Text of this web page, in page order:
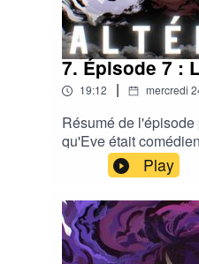
7. Épisode 7 :
19:12 | mercredi
Résumé de
qu'Eve était
le hangar. Alors que
mon enquête, Isaac
et retrouver des
page Facebook,
@altereepodcast //
(alexandre-didi-
Play